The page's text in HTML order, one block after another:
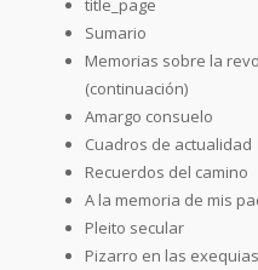
Sumario
Memorias sobre la
(continuación)
Amargo consuelo
Cuadros de actualidad
Recuerdos del camino
A la memoria de mis
Pleito secular
Pizarro en las